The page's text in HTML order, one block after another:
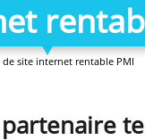
de site internet rentable PMI